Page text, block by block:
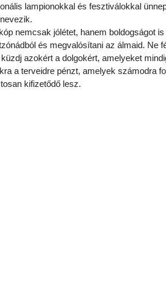
lampionokkal és fesztiválokkal
nemcsak jólétet, hanem boldogságot
és megvalósítani az álmaid. Ne
azokért a dolgokért, amelyeket
a terveidre pénzt, amelyek számodra
kifizetődő lesz.